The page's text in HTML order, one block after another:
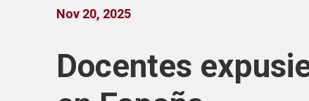
Nov 20, 2025
Docentes